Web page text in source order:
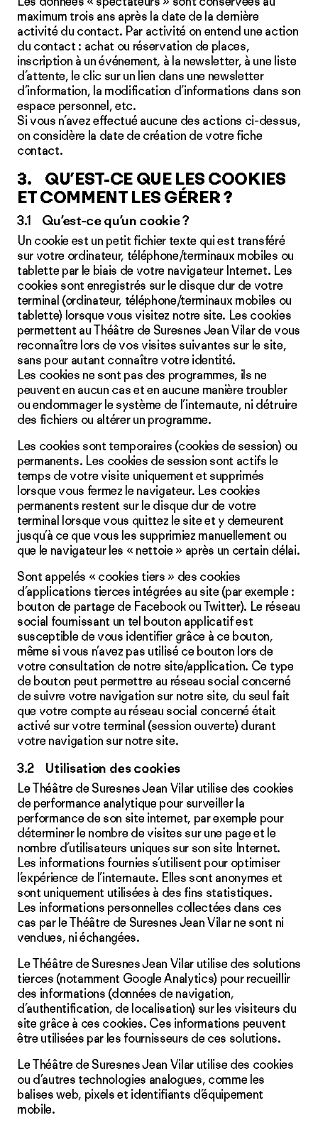
maximum trois ans après la date de la dernière
activité du contact. Par activité on entend une action
du contact : achat ou réservation de places,
inscription à un événement, à la newsletter, à une liste
d’attente, le clic sur un lien dans une newsletter
d’information, la modification d’informations dans son
espace personnel, etc.
Si vous n’avez effectué aucune des actions ci-dessus,
on considère la date de création de votre fiche
contact.
3. QU’EST-CE QUE LES COOKIES
ET COMMENT LES GÉRER ?
3.1 Qu’est-ce qu’un cookie ?
Un cookie est un petit fichier texte qui est transféré
sur votre ordinateur, téléphone/terminaux mobiles ou
tablette par le biais de votre navigateur Internet. Les
cookies sont enregistrés sur le disque dur de votre
terminal (ordinateur, téléphone/terminaux mobiles ou
tablette) lorsque vous visitez notre site. Les cookies
permettent au Théâtre de Suresnes Jean Vilar de vous
reconnaître lors de vos visites suivantes sur le site,
sans pour autant connaître votre identité.
Les cookies ne sont pas des programmes, ils ne
peuvent en aucun cas et en aucune manière troubler
ou endommager le système de l’internaute, ni détruire
des fichiers ou altérer un programme.
Les cookies sont temporaires (cookies de session) ou
permanents. Les cookies de session sont actifs le
temps de votre visite uniquement et supprimés
lorsque vous fermez le navigateur. Les cookies
permanents restent sur le disque dur de votre
terminal lorsque vous quittez le site et y demeurent
jusqu’à ce que vous les supprimiez manuellement ou
que le navigateur les « nettoie » après un certain délai.
Sont appelés « cookies tiers » des cookies
d’applications tierces intégrées au site (par exemple :
bouton de partage de Facebook ou Twitter). Le réseau
social fournissant un tel bouton applicatif est
susceptible de vous identifier grâce à ce bouton,
même si vous n’avez pas utilisé ce bouton lors de
votre consultation de notre site/application. Ce type
de bouton peut permettre au réseau social concerné
de suivre votre navigation sur notre site, du seul fait
que votre compte au réseau social concerné était
activé sur votre terminal (session ouverte) durant
votre navigation sur notre site.
3.2 Utilisation des cookies
Le Théâtre de Suresnes Jean Vilar utilise des cookies
de performance analytique pour surveiller la
performance de son site internet, par exemple pour
déterminer le nombre de visites sur une page et le
nombre d’utilisateurs uniques sur son site Internet.
Les informations fournies s’utilisent pour optimiser
l’expérience de l’internaute. Elles sont anonymes et
sont uniquement utilisées à des fins statistiques.
Les informations personnelles collectées dans ces
cas par le Théâtre de Suresnes Jean Vilar ne sont ni
vendues, ni échangées.
Le Théâtre de Suresnes Jean Vilar utilise des solutions
tierces (notamment Google Analytics) pour recueillir
des informations (données de navigation,
d’authentification, de localisation) sur les visiteurs du
site grâce à ces cookies. Ces informations peuvent
être utilisées par les fournisseurs de ces solutions.
Le Théâtre de Suresnes Jean Vilar utilise des cookies
ou d’autres technologies analogues, comme les
balises web, pixels et identifiants d’équipement
mobile.